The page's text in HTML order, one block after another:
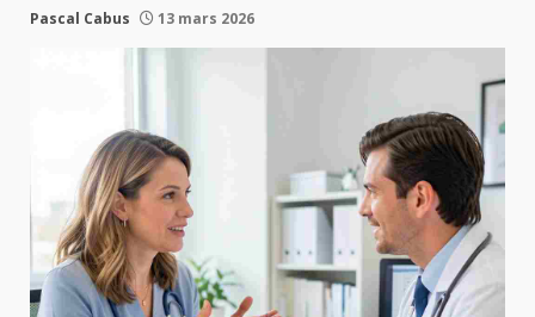
Pascal Cabus 13 mars 2026